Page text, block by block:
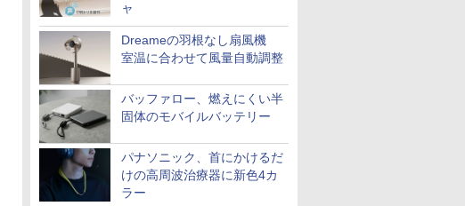
ャ
Dreameの羽根なし扇風機
室温に合わせて風量自動調整
バッファロー、燃えにくい半
固体のモバイルバッテリー
パナソニック、首にかけるだ
けの高周波治療器に新色4カ
ラー